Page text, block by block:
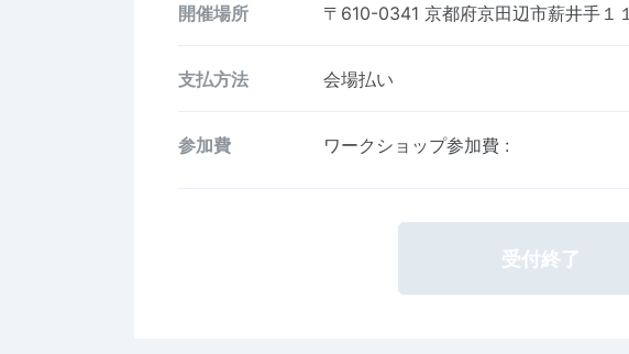
開催場所 〒610-0341 京都府京田辺市薪井手１１
支払方法 会場払い
参加費 ワークショップ参加費 :
受付終了